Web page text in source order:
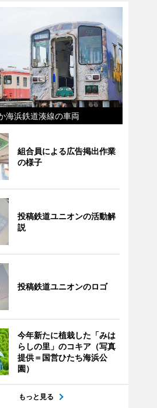
海浜鉄道湊線の車両
組合員による広告掲出作業
の様子
投稿鉄道ユニオンの活動解
説
投稿鉄道ユニオンのロゴ
今年新たに植栽した「みは
らしの里」のコキア（写真
提供＝国営ひたち海浜公
園）
もっと見る